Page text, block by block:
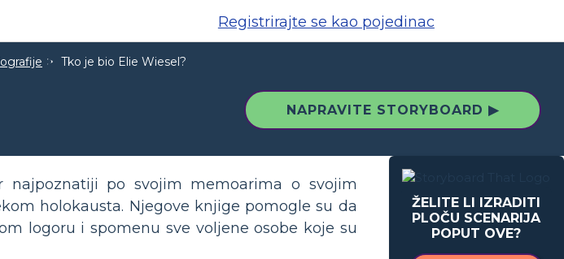
Registrirajte se kao pojedinac
Tko je bio Elie Wiesel?
NAPRAVITE STORYBOARD ▶
ŽELITE LI IZRADITI
PLOČU SCENARIJA
POPUT OVE?
po svojim memoarima o svojim
holokausta. Njegove knjige pomogle su da
logoru i spomenu sve voljene osobe koje su